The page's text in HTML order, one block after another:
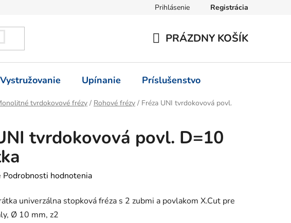
Prihlásenie Registrácia
KOŠÍK
PRÁZDNY KOŠÍK
Vystružovanie Upínanie Príslušenstvo
tvrdokovové frézy / Rohové frézy / Fréza UNI tvrdokovová povl.
tvrdokovová povl. D=10
Podrobnosti hodnotenia
univerzálna stopková fréza s 2 zubmi a povlakom X.Cut pre
Ø 10 mm, z2